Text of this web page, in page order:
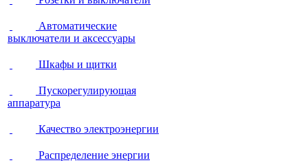
Автоматические
выключатели и аксессуары
Шкафы и щитки
Пускорегулирующая
аппаратура
Качество электроэнергии
Распределение энергии